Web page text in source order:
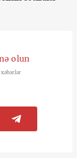
olun
xəbərlər